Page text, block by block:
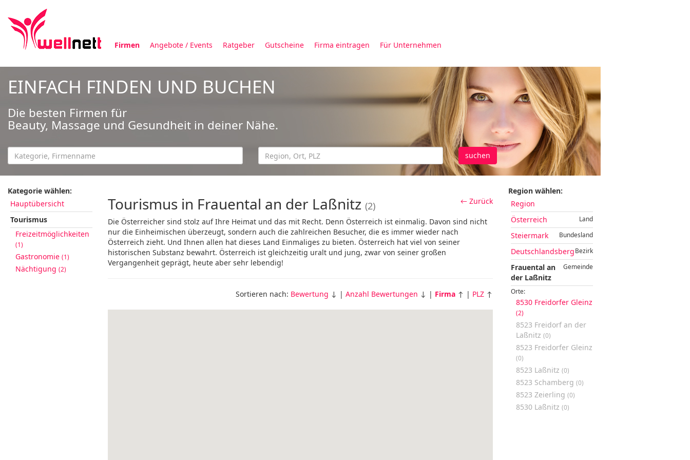
Firmen Angebote / Events Ratgeber Gutscheine Firma eintragen Für Unternehmen
EINFACH FINDEN UND BUCHEN
Die besten Firmen für
Beauty, Massage und Gesundheit in deiner Nähe.
suchen
Kategorie wählen:
Hauptübersicht
Tourismus
Freizeitmöglichkeiten
(1)
Gastronomie (1)
Nächtigung (2)
← Zurück
Tourismus in Frauental an der Laßnitz (2)
Die Österreicher sind stolz auf Ihre Heimat und das mit Recht. Denn Österreich ist einmalig. Davon sind nicht
nur die Einheimischen überzeugt, sondern auch die zahlreichen Besucher, die es immer wieder nach
Österreich zieht. Und Ihnen allen hat dieses Land Einmaliges zu bieten. Österreich hat viel von seiner
historischen Substanz bewahrt. Österreich ist gleichzeitig uralt und jung, zwar von seiner großen
Vergangenheit geprägt, heute aber sehr lebendig!
Sortieren nach: Bewertung ↓ | Anzahl Bewertungen ↓ | Firma ↑ | PLZ ↑
Region wählen:
Region
Land
Österreich
Bundesland
Steiermark
Bezirk
Deutschlandsberg
Gemeinde
Frauental an
der Laßnitz
Orte:
8530 Freidorfer Gleinz
(2)
8523 Freidorf an der
Laßnitz (0)
8523 Freidorfer Gleinz
(0)
8523 Laßnitz (0)
8523 Schamberg (0)
8523 Zeierling (0)
8530 Laßnitz (0)